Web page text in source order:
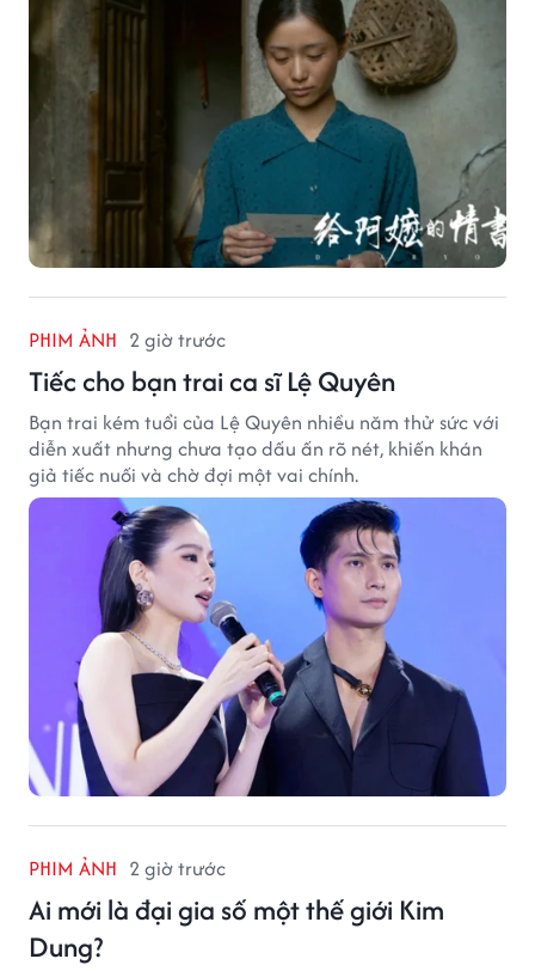
PHIM ẢNH 2 giờ trước
Tiếc cho bạn trai ca sĩ Lệ Quyên
Bạn trai kém tuổi của Lệ Quyên nhiều năm thử sức với
diễn xuất nhưng chưa tạo dấu ấn rõ nét, khiến khán
giả tiếc nuối và chờ đợi một vai chính.
PHIM ẢNH 2 giờ trước
Ai mới là đại gia số một thế giới Kim
Dung?